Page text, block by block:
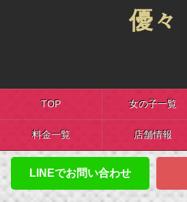
優々
TOP 女の子一覧
料金一覧 店舗情報
LINEでお問い合わせ